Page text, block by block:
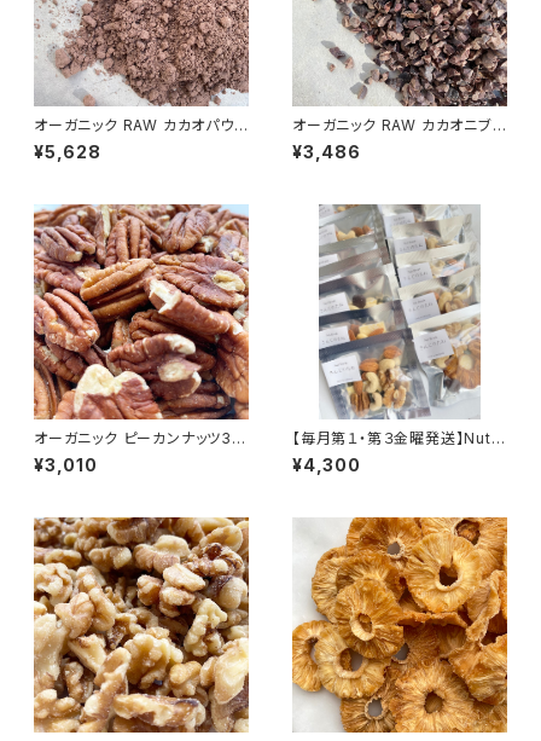
オーガニック RAW カカオパウダ
ー 480g／エクアドル産アリバ
種 非アルカリ処理
¥5,628
オーガニック RAW カカオニブ
300g／エクアドル産 非アル
カリ処理
¥3,486
オーガニック ピーカンナッツ30
0g ＜生＞／Organic Shelle
d Raw Pecans
¥3,010
【毎月第１・第３金曜発送】Nut B
reak「さんじのたね」（ナッツ＆カ
カオ）15袋入り
¥4,300